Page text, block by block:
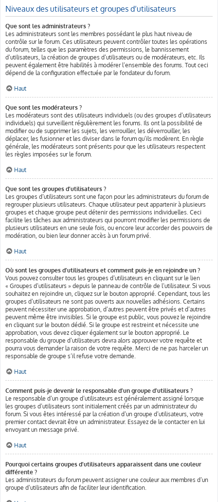
Niveaux des utilisateurs et groupes d’utilisateurs
Que sont les administrateurs ?
Les administrateurs sont les membres possédant le plus haut niveau de
contrôle sur le forum. Ces utilisateurs peuvent contrôler toutes les opérations
du forum, telles que les paramètres des permissions, le bannissement
d’utilisateurs, la création de groupes d’utilisateurs ou de modérateurs, etc. Ils
peuvent également être habilités à modérer l’ensemble des forums. Tout ceci
dépend de la configuration effectuée par le fondateur du forum.
Haut
Que sont les modérateurs ?
Les modérateurs sont des utilisateurs individuels (ou des groupes d’utilisateurs
individuels) qui surveillent régulièrement les forums. Ils ont la possibilité de
modifier ou de supprimer les sujets, les verrouiller, les déverrouiller, les
déplacer, les fusionner et les diviser dans le forum qu’ils modèrent. En règle
générale, les modérateurs sont présents pour que les utilisateurs respectent
les règles imposées sur le forum.
Haut
Que sont les groupes d’utilisateurs ?
Les groupes d’utilisateurs sont une façon pour les administrateurs du forum de
regrouper plusieurs utilisateurs. Chaque utilisateur peut appartenir à plusieurs
groupes et chaque groupe peut détenir des permissions individuelles. Ceci
facilite les tâches aux administrateurs qui pourront modifier les permissions de
plusieurs utilisateurs en une seule fois, ou encore leur accorder des pouvoirs de
modération, ou bien leur donner accès à un forum privé.
Haut
Où sont les groupes d’utilisateurs et comment puis-je en rejoindre un ?
Vous pouvez consulter tous les groupes d’utilisateurs en cliquant sur le lien
« Groupes d’utilisateurs » depuis le panneau de contrôle de l’utilisateur. Si vous
souhaitez en rejoindre un, cliquez sur le bouton approprié. Cependant, tous les
groupes d’utilisateurs ne sont pas ouverts aux nouvelles adhésions. Certains
peuvent nécessiter une approbation, d’autres peuvent être privés et d’autres
peuvent même être invisibles. Si le groupe est public, vous pouvez le rejoindre
en cliquant sur le bouton dédié. Si le groupe est restreint et nécessite une
approbation, vous devez cliquer également sur le bouton approprié. Le
responsable du groupe d’utilisateurs devra alors approuver votre requête et
pourra vous demander la raison de votre requête. Merci de ne pas harceler un
responsable de groupe s’il refuse votre demande.
Haut
Comment puis-je devenir le responsable d’un groupe d’utilisateurs ?
Le responsable d’un groupe d’utilisateurs est généralement assigné lorsque
les groupes d’utilisateurs sont initialement créés par un administrateur du
forum. Si vous êtes intéressé par la création d’un groupe d’utilisateurs, votre
premier contact devrait être un administrateur. Essayez de le contacter en lui
envoyant un message privé.
Haut
Pourquoi certains groupes d’utilisateurs apparaissent dans une couleur
différente ?
Les administrateurs du forum peuvent assigner une couleur aux membres d’un
groupe d’utilisateurs afin de faciliter leur identification.